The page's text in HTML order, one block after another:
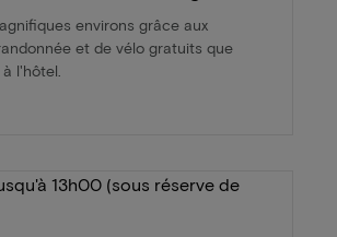
environs grâce aux
et de vélo gratuits que
l'hôtel.